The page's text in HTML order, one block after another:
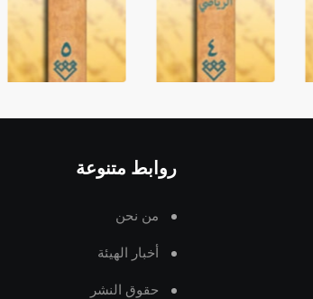
روابط متنوعة
من نحن
أخبار الهيئة
حقوق النشر